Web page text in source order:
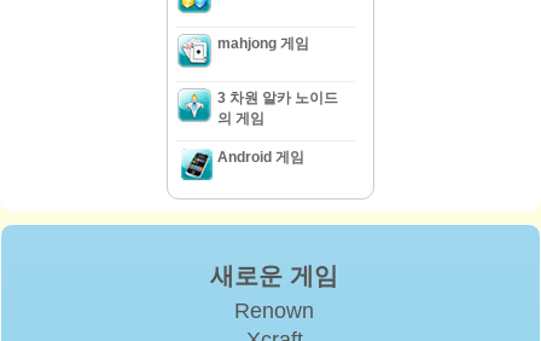
mahjong 게임
3 차원 알카 노이드
의 게임
Android 게임
새로운 게임
Renown